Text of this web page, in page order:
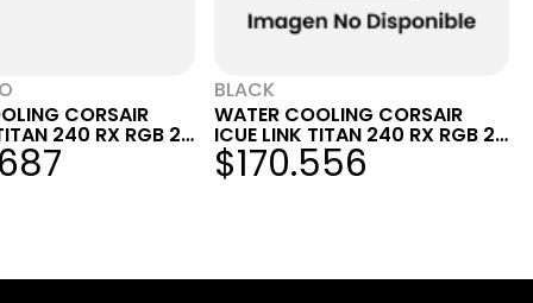
CORSAIR
240 RX RGB 2X
240MM WHITE
BLACK
WATER COOLING CORSAIR
ICUE LINK TITAN 240 RX RGB 2X
CPU COOLER 240MM
$170.556